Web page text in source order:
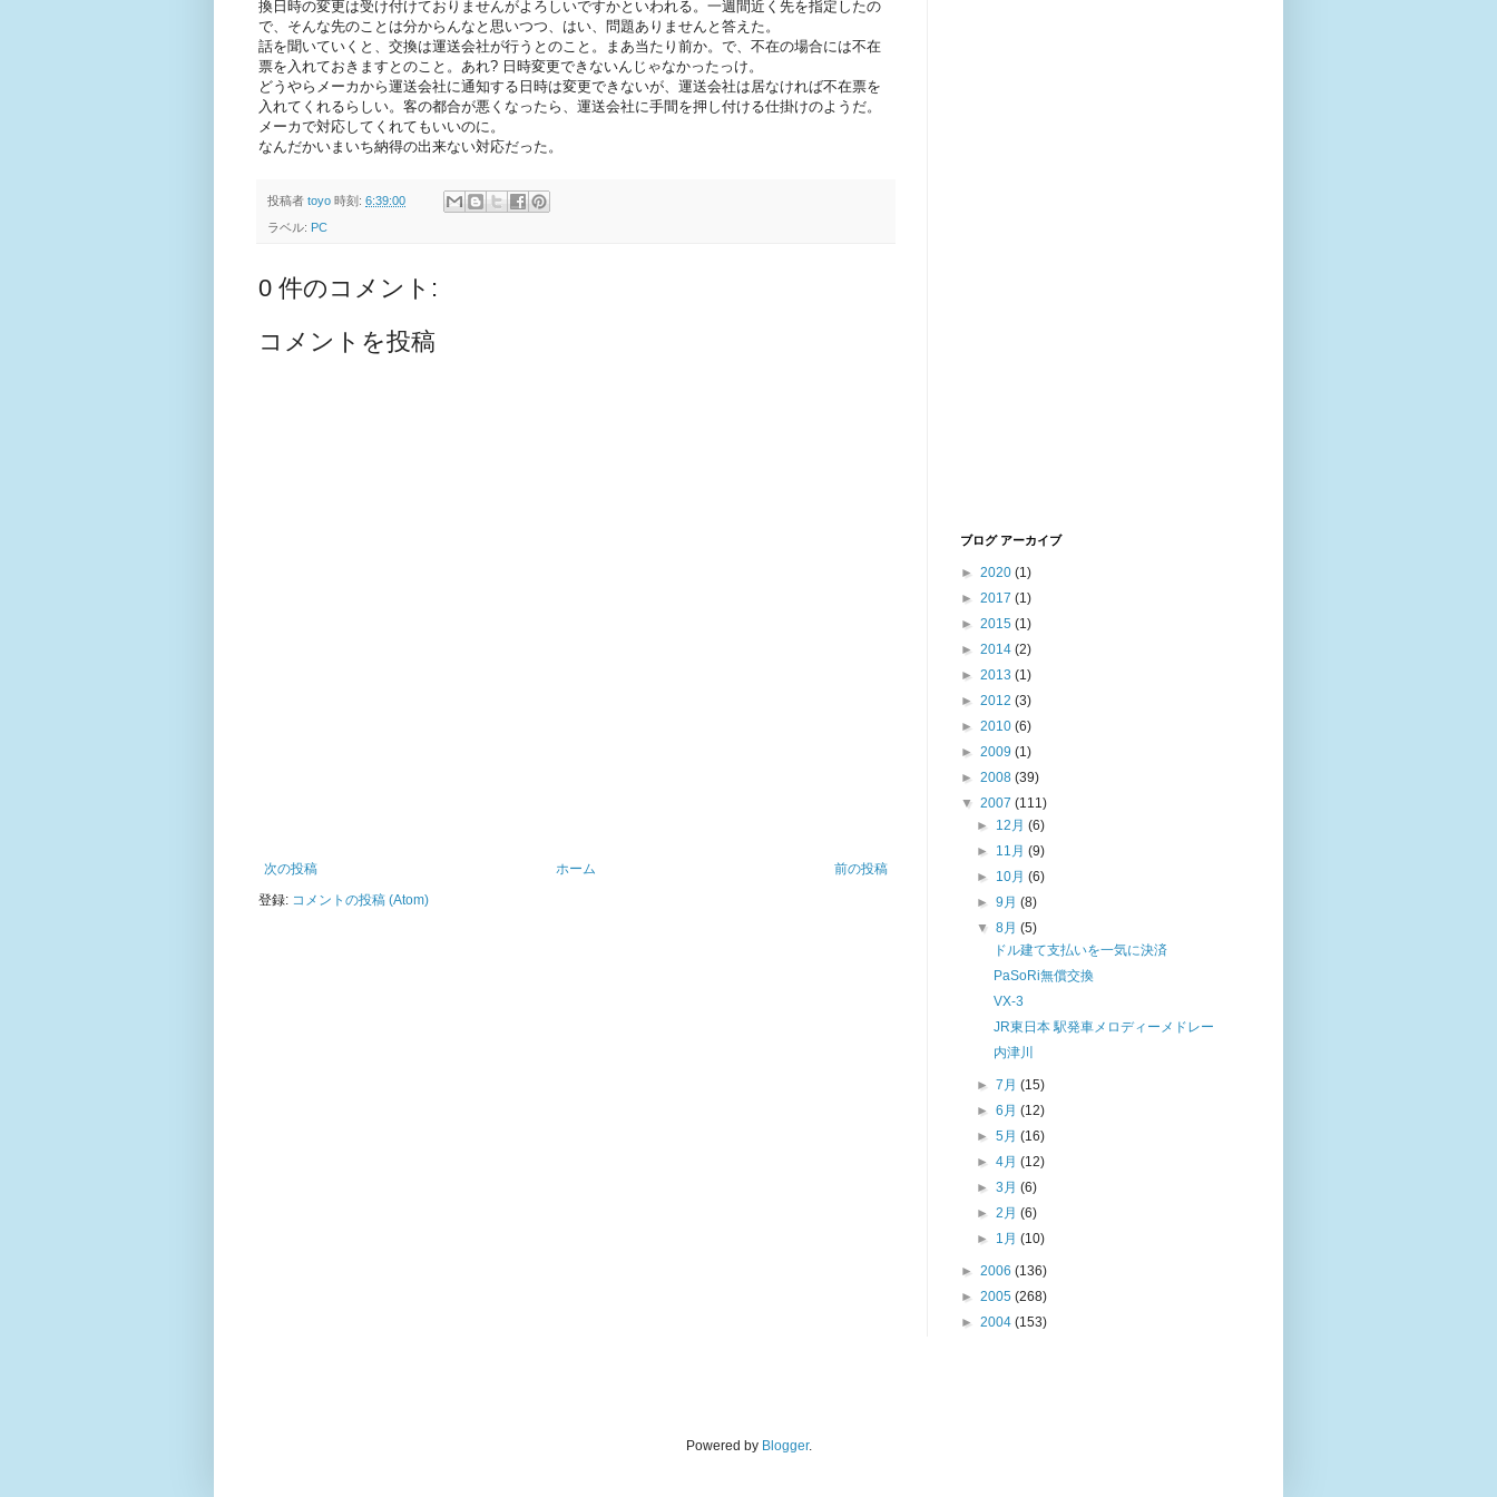
換日時の変更は受け付けておりませんがよろしいですかといわれる。一週間近く先を指定したの
で、そんな先のことは分からんなと思いつつ、はい、問題ありませんと答えた。
話を聞いていくと、交換は運送会社が行うとのこと。まあ当たり前か。で、不在の場合には不在
票を入れておきますとのこと。あれ? 日時変更できないんじゃなかったっけ。
どうやらメーカから運送会社に通知する日時は変更できないが、運送会社は居なければ不在票を
入れてくれるらしい。客の都合が悪くなったら、運送会社に手間を押し付ける仕掛けのようだ。
メーカで対応してくれてもいいのに。
なんだかいまいち納得の出来ない対応だった。
投稿者 toyo 時刻: 6:39:00
ラベル: PC
0 件のコメント:
コメントを投稿
次の投稿 前の投稿
ホーム
登録: コメントの投稿 (Atom)
ブログ アーカイブ
► 2020 (1)
► 2017 (1)
► 2015 (1)
► 2014 (2)
► 2013 (1)
► 2012 (3)
► 2010 (6)
► 2009 (1)
► 2008 (39)
▼ 2007 (111)
► 12月(6)
► 11月(9)
► 10月(6)
►9月(8)
▼8月(5)
ドル建て支払いを一気に決済
PaSoRi無償交換
VX-3
JR東日本 駅発車メロディーメドレー
内津川
►7月(15)
►6月(12)
►5月(16)
►4月(12)
►3月(6)
►2月(6)
► 1月(10)
► 2006 (136)
► 2005 (268)
► 2004 (153)
Powered by Blogger.